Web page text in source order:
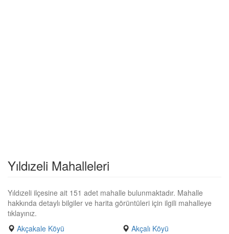
Yıldızeli Mahalleleri
Yıldızeli ilçesine ait 151 adet mahalle bulunmaktadır. Mahalle
hakkında detaylı bilgiler ve harita görüntüleri için ilgili mahalleye
tıklayınız.
Akçakale Köyü
Akçalı Köyü